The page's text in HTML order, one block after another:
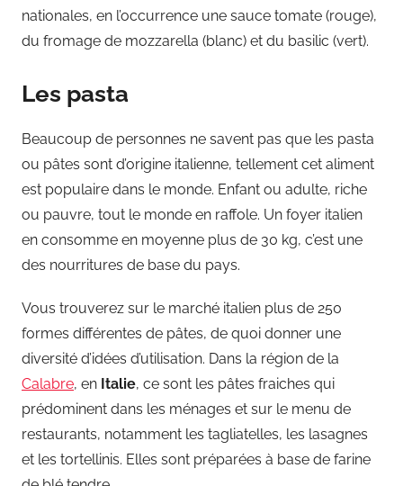
nationales, en l’occurrence une sauce tomate (rouge),
du fromage de mozzarella (blanc) et du basilic (vert).
Les pasta
Beaucoup de personnes ne savent pas que les pasta
ou pâtes sont d’origine italienne, tellement cet aliment
est populaire dans le monde. Enfant ou adulte, riche
ou pauvre, tout le monde en raffole. Un foyer italien
en consomme en moyenne plus de 30 kg, c’est une
des nourritures de base du pays.
Vous trouverez sur le marché italien plus de 250
formes différentes de pâtes, de quoi donner une
diversité d’idées d’utilisation. Dans la région de la
Calabre, en Italie, ce sont les pâtes fraiches qui
prédominent dans les ménages et sur le menu de
restaurants, notamment les tagliatelles, les lasagnes
et les tortellinis. Elles sont préparées à base de farine